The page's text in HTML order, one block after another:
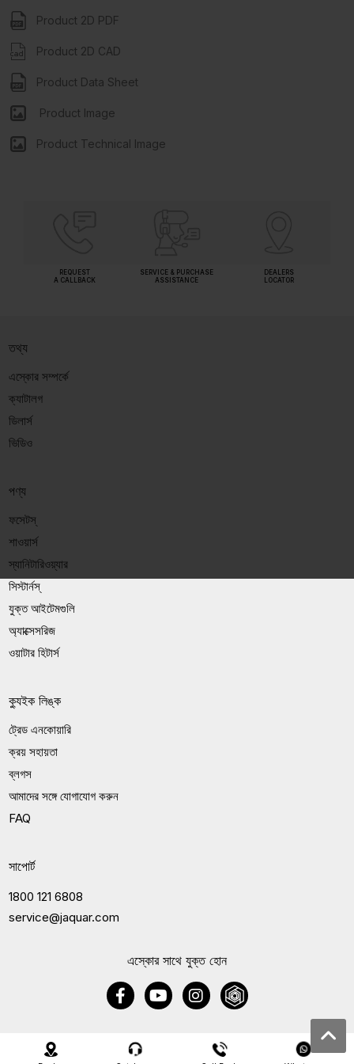
Product 2D PDF
Product 2D CAD
Product Data Sheet
Product Image
Product Technical Image
REQUEST
A CALLBACK
SERVICE & PURCHASE
ASSISTANCE
DEALERS
LOCATOR
এস্কোর সাথে যুক্ত হোন
তথ্য
এস্কোর সম্পর্কে
ক্যাটালগ
ডিলার্স
ভিডিও
পণ্য
ফসেটস্
শাওয়ার্স
স্যানিটারিওয়্যার
সিস্টার্নস্
যুক্ত আইটেমগুলি
অ্যাক্সেসরিজ
ওয়াটার হিটার্স
ক্যুইক লিঙ্ক
ট্রেড এনকোয়ারি
ক্রয় সহায়তা
ব্লগস
আমাদের সঙ্গে যোগাযোগ করুন
FAQ
সাপোর্ট
1800 121 6808
service@jaquar.com